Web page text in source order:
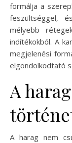
formálja a
feszültséggel,
mélyebb
indítékokból. A
megjelenési
elgondolkodtató
A
A harag nem